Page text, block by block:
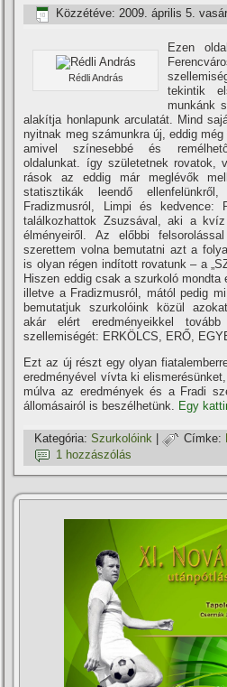
Közzétéve: 2009. április 5.
Rédli András
Ezen
tekintik
munkánk
alakí­tja honlapunk arculatát. Mind
nyitnak meg számunkra új, eddig
amivel szí­nesebbé és
oldalunkat. így születetnek
rások az eddig már meglévők
statisztikák leendő
Fradizmusról, Limpi és kedvence:
találkozhattok Zsuzsával, aki a
élményeiről. Az előbbi
szerettem volna bemutatni azt a
is olyan régen indí­tott rovatunk – a
Hiszen eddig csak a szurkoló mondta
illetve a Fradizmusról, mától pedig
bemutatjuk szurkolóink közül
akár elért eredményeikkel
szellemiségét: ERKÖLCS, ERŐ,
Ezt az új részt egy olyan
eredményével ví­vta ki
múlva az eredmények és a Fradi
állomásairól is beszélhetünk. Egy
Kategória: Szurkolóink | Címke:
1 hozzászólás